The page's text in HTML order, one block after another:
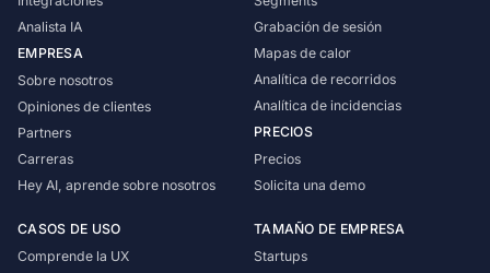
Analista IA
EMPRESA
Sobre nosotros
Opiniones de clientes
Partners
Carreras
Hey AI, aprende sobre nosotros
Grabación de sesión
Mapas de calor
Analítica de recorridos
Analítica de incidencias
PRECIOS
Precios
Solicita una demo
CASOS DE USO
Comprende la UX
TAMAÑO DE EMPRESA
Startups